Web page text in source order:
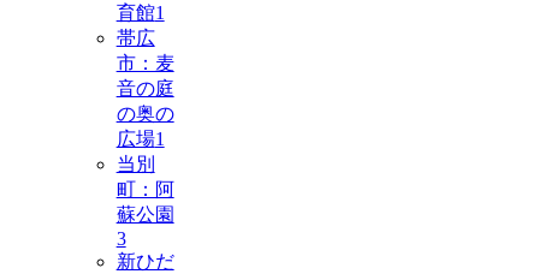
育館1
帯広
市：麦
音の庭
の奥の
広場1
当別
町：阿
蘇公園
3
新ひだ